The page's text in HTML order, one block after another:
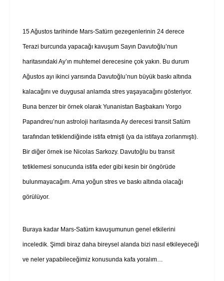
15 Ağustos tarihinde Mars-Satürn gezegenlerinin 24 derece
Terazi burcunda yapacağı kavuşum Sayın Davutoğlu’nun
haritasındaki Ay’ın muhtemel derecesine çok yakın. Bu durum
Ağustos ayı ikinci yarısında Davutoğlu’nun büyük baskı altında
kalacağını ve duygusal anlamda stres yaşayacağını gösteriyor.
Buna benzer bir örnek olarak Yunanistan Başbakanı Yorgo
Papandreu’nun astroloji haritasında Ay derecesi transit Satürn
tarafından tetiklendiğinde istifa etmişti (ya da istifaya zorlanmıştı).
Bir diğer örnek ise Nicolas Sarkozy. Davutoğlu bu transit
tetiklemesi sonucunda istifa eder gibi kesin bir öngörüde
bulunmayacağım. Ama yoğun stres ve baskı altında olacağı
görülüyor.
Buraya kadar Mars-Satürn kavuşumunun genel etkilerini
inceledik. Şimdi biraz daha bireysel alanda bizi nasıl etkileyeceği
ve neler yapabileceğimiz konusunda kafa yoralım…